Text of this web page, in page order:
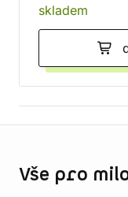
skladem
Vše pro